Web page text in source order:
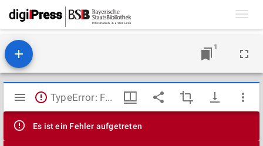
1
Mirador
Viewer
TypeError: Failed to fetch
Es ist ein Fehler aufgetreten